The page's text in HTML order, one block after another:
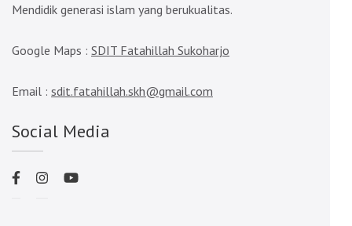
Mendidik generasi islam yang berukualitas.
Google Maps : SDIT Fatahillah Sukoharjo
Email : sdit.fatahillah.skh@gmail.com
Social Media